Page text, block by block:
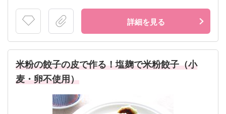
詳細を見る
米粉の餃子の皮で作る！塩麹で米粉餃子（小
麦・卵不使用）